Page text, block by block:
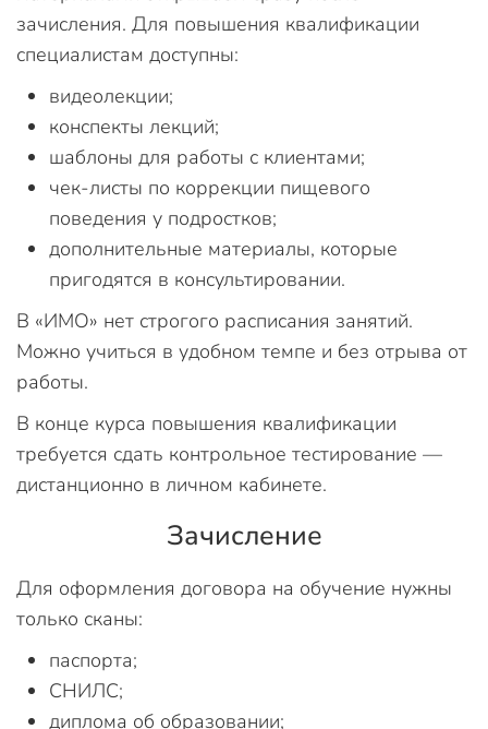
зачисления. Для повышения квалификации
специалистам доступны:
видеолекции;
конспекты лекций;
шаблоны для работы с клиентами;
чек-листы по коррекции пищевого
поведения у подростков;
дополнительные материалы, которые
пригодятся в консультировании.
В «ИМО» нет строгого расписания занятий.
Можно учиться в удобном темпе и без отрыва от
работы.
В конце курса повышения квалификации
требуется сдать контрольное тестирование —
дистанционно в личном кабинете.
Зачисление
Для оформления договора на обучение нужны
только сканы:
паспорта;
СНИЛС;
диплома об образовании;